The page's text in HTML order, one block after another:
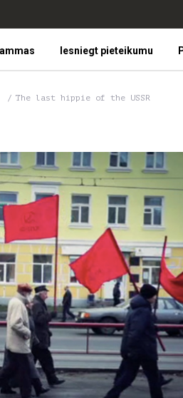
Iesniegt pieteikumu
The last hippie of the USSR